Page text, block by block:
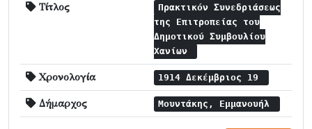
Τίτλος
Πρακτικόν Συνεδριάσεως
της Επιτροπείας του
Δημοτικού Συμβουλίου
Χανίων
Χρονολογία 1914 Δεκέμβριος 19
Δήμαρχος Μουντάκης, Εμμανουήλ